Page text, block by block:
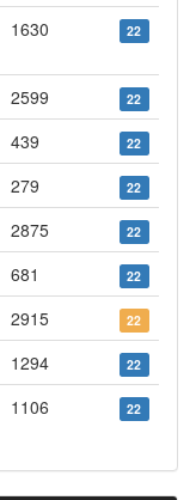
1630 22
2599 22
439 22
279 22
2875 22
681 22
2915 22
1294 22
1106 22